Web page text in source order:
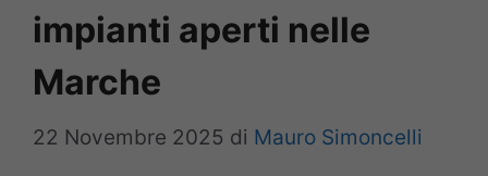
impianti aperti nelle
Marche
22 Novembre 2025 di Mauro Simoncelli